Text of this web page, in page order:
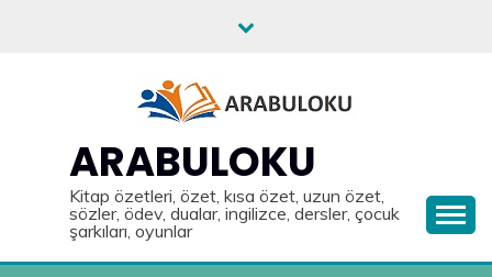
ARABULOKU
Kitap özetleri, özet, kısa özet, uzun özet,
sözler, ödev, dualar, ingilizce, dersler, çocuk
şarkıları, oyunlar